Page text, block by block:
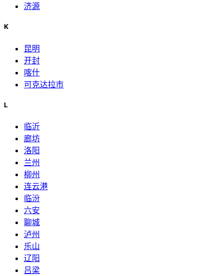
济源
K
昆明
开封
喀什
可克达拉市
L
临沂
廊坊
洛阳
兰州
柳州
连云港
临汾
六安
聊城
泸州
乐山
辽阳
吕梁